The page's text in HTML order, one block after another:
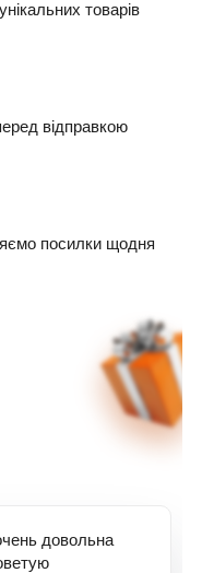
товарів
відправкою
посилки щодня
довольна